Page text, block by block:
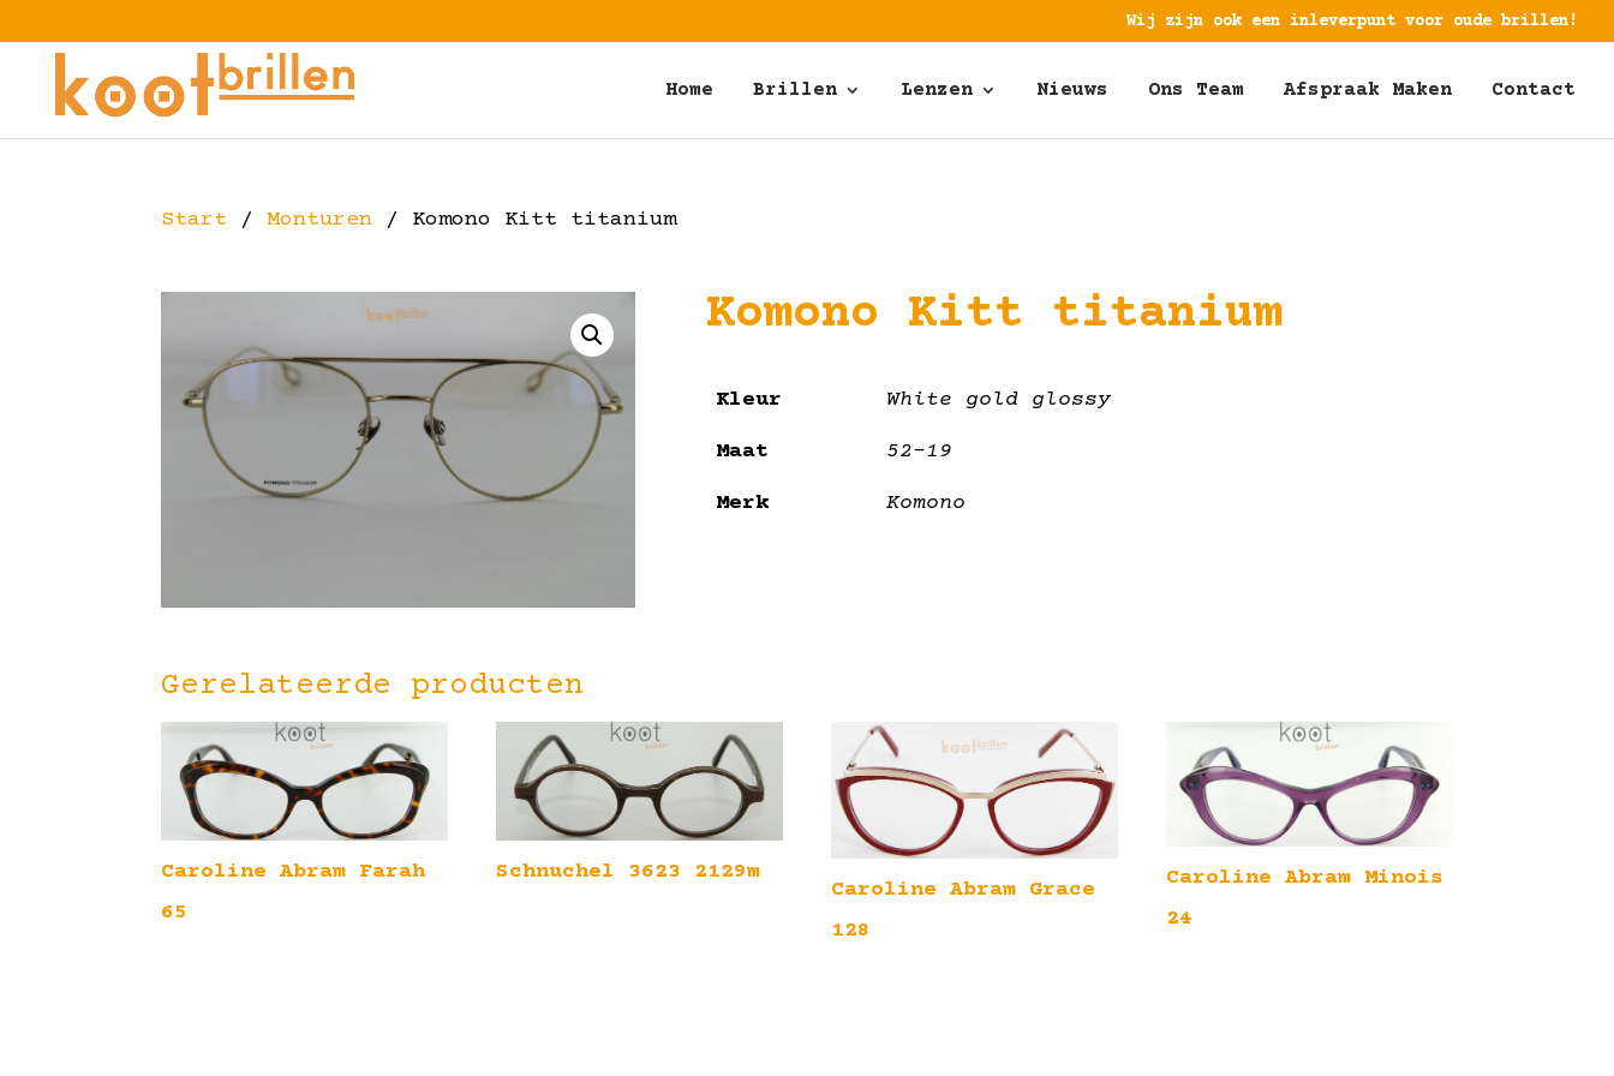
Wij zijn ook een inleverpunt voor oude brillen!
Home Brillen Lenzen Nieuws Ons Team Afspraak Maken Contact
Start /Monturen / Komono Kitt titanium
Komono Kitt titanium
Kleur White gold glossy
Maat 52-19
Merk Komono
Gerelateerde producten
Caroline Abram Farah
65
Schnuchel 3623 2129m
Caroline Abram Grace
128
Caroline Abram Minois
24